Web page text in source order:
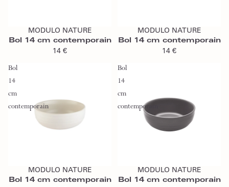
MODULO NATURE
Bol 14 cm contemporain
14 €
MODULO NATURE
Bol 14 cm contemporain
14 €
Bol
14
cm
contemporain
MODULO NATURE
Bol 14 cm contemporain
Bol
14
cm
contemporain
MODULO NATURE
Bol 14 cm contemporain